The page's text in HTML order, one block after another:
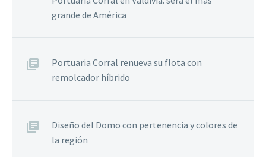
grande de América
Portuaria Corral renueva su flota con
remolcador híbrido
Diseño del Domo con pertenencia y colores de
la región